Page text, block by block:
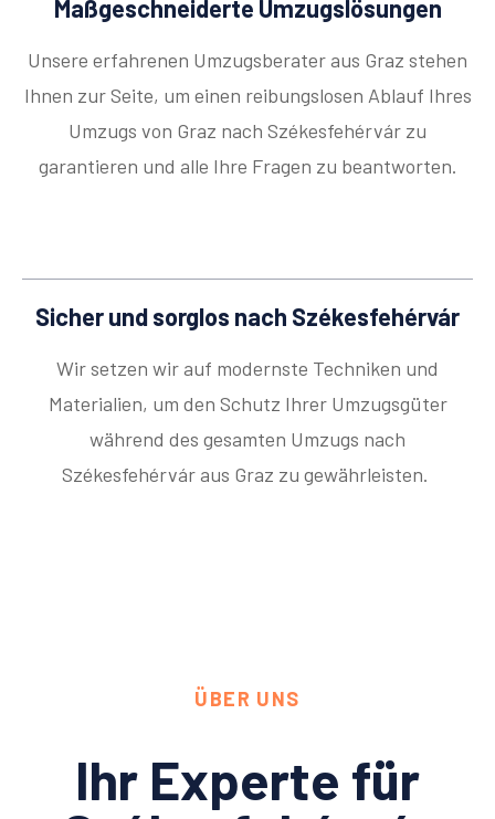
Maßgeschneiderte Umzugslösungen
Unsere erfahrenen Umzugsberater aus Graz stehen
Ihnen zur Seite, um einen reibungslosen Ablauf Ihres
Umzugs von Graz nach Székesfehérvár zu
garantieren und alle Ihre Fragen zu beantworten.
Sicher und sorglos nach Székesfehérvár
Wir setzen wir auf modernste Techniken und
Materialien, um den Schutz Ihrer Umzugsgüter
während des gesamten Umzugs nach
Székesfehérvár aus Graz zu gewährleisten.
ÜBER UNS
Ihr Experte für